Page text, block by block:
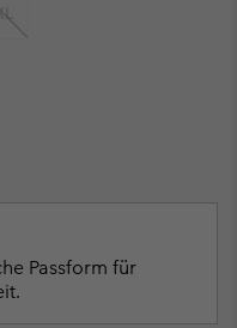
Passform für